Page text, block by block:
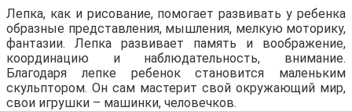
Лепка, как и рисование, помогает развивать у ребенка
образные представления, мышления, мелкую моторику,
фантазии. Лепка развивает память и воображение,
координацию и наблюдательность, внимание.
Благодаря лепке ребенок становится маленьким
скульптором. Он сам мастерит свой окружающий мир,
свои игрушки – машинки, человечков.